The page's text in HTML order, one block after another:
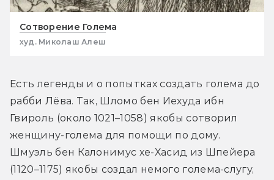
Сотворение Голема
худ. Миколаш Алеш
Есть легенды и о попытках создать голема до
рабби Лёва. Так, Шломо бен Иехуда ибн
Гвироль (около 1021–1058) якобы сотворил
женщину-голема для помощи по дому.
Шмуэль бен Калонимус хе-Хасид из Шпейера
(1120–1175) якобы создал немого голема-слугу,